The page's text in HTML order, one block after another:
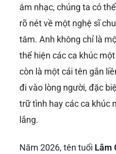
âm nhạc, chúng ta có
rõ nét về một nghệ sĩ
tâm. Anh không chỉ là
thể hiện các ca khúc
còn là một cái tên gắn
đi vào lòng người, đặc
trữ tình hay các ca khúc
lắng.
Năm 2026, tên tuổi Lâm